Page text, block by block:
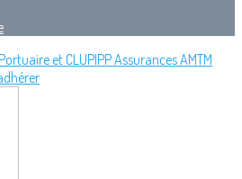
et CLUPIPPAssurances AMTM